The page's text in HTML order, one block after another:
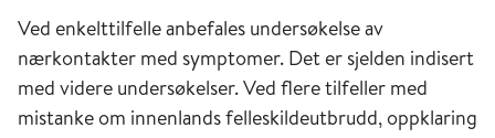
Ved enkelttilfelle anbefales undersøkelse av
nærkontakter med symptomer. Det er sjelden indisert
med videre undersøkelser. Ved flere tilfeller med
mistanke om innenlands felleskildeutbrudd, oppklaring